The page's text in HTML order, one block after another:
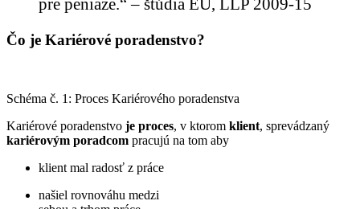
pre peniaze.“ – štúdia EÚ, LLP 2009-15
Čo je Kariérové poradenstvo?
Schéma č. 1: Proces Kariérového poradenstva
Kariérové poradenstvo je proces, v ktorom klient, sprevádzaný
kariérovým poradcom pracujú na tom aby
klient mal radosť z práce
našiel rovnováhu medzi